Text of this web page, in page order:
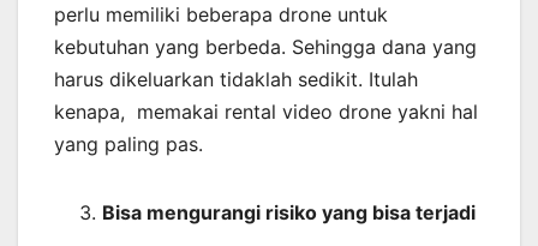
perlu memiliki beberapa drone untuk
kebutuhan yang berbeda. Sehingga dana yang
harus dikeluarkan tidaklah sedikit. Itulah
kenapa, memakai rental video drone yakni hal
yang paling pas.
Bisa mengurangi risiko yang bisa terjadi